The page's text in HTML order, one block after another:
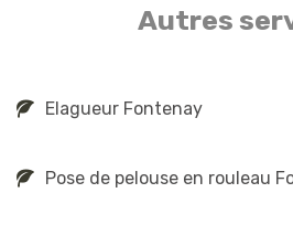
Autres
Elagueur Fontenay
Pose de pelouse en rouleau